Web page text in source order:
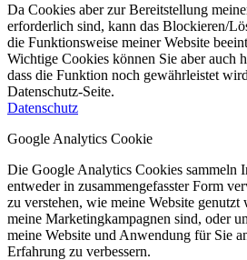
Da Cookies aber zur Bereitstellung
erforderlich sind, kann das Blockieren/
die Funktionsweise meiner Website
Wichtige Cookies können Sie aber auch
dass die Funktion noch gewährleistet
Datenschutz-Seite.
Datenschutz
Google Analytics Cookie
Die Google Analytics Cookies sammeln
entweder in zusammengefasster Form
zu verstehen, wie meine Website
meine Marketingkampagnen sind, oder
meine Website und Anwendung für Sie
Erfahrung zu verbessern.